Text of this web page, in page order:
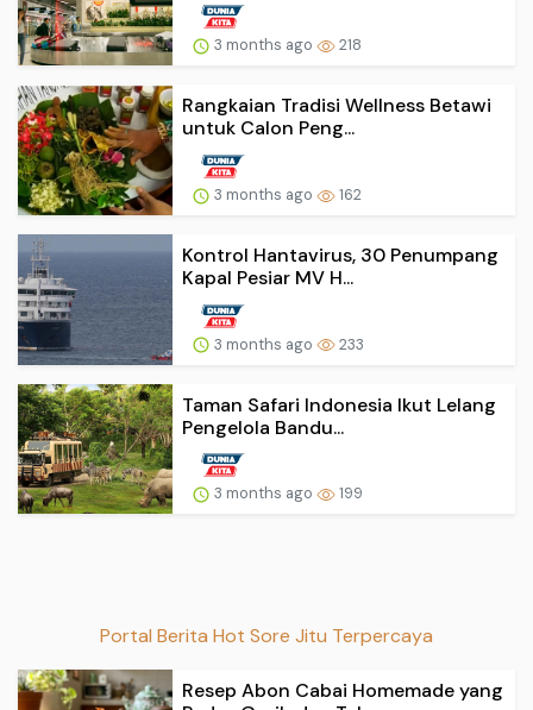
3 months ago 218
Rangkaian Tradisi Wellness Betawi
untuk Calon Peng...
3 months ago 162
Kontrol Hantavirus, 30 Penumpang
Kapal Pesiar MV H...
3 months ago 233
Taman Safari Indonesia Ikut Lelang
Pengelola Bandu...
3 months ago 199
Portal Berita Hot Sore Jitu Terpercaya
Resep Abon Cabai Homemade yang